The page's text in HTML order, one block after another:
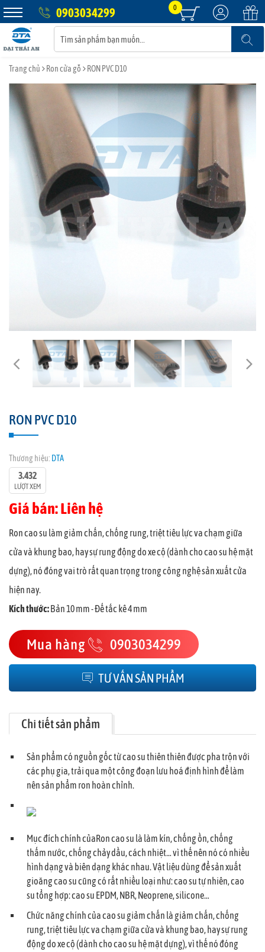
0903034299 0
Trang chủ Ron cửa gỗ RON PVC D10
RON PVC D10
Thương hiệu: DTA
3.432
LƯỢT XEM
Giá bán: Liên hệ
Ron cao su làm giảm chấn, chống rung, triệt tiêu lực va chạm giữa
cửa và khung bao, hay sự rung động do xe cộ (dành cho cao su hệ mặt
dựng), nó đóng vai trò rất quan trọng trong công nghệ sản xuất cửa
hiện nay.
Kích thước:Bản 10 mm - Đế tắc kê 4 mm
Mua hàng 0903034299
TƯ VẤN SẢN PHẨM
Chi tiết sản phẩm
Sản phẩm có nguồn gốc từ cao su thiên thiên được pha trộn với
các phụ gia, trải qua một công đoạn lưu hoá định hình để làm
nên sản phẩm ron hoàn chỉnh.
Mục đích chính củaRon cao su là làm kín, chống ồn, chống
thấm nước, chống chảy dầu, cách nhiệt… vì thế nên nó có nhiều
hình dạng và biên dạng khác nhau. Vật liệu dùng để sản xuất
gioăng cao su cũng có rất nhiều loại như: cao su tự nhiên, cao
su tổng hợp: cao su EPDM, NBR, Neoprene, silicone…
Chức năng chính của cao su giảm chấn là giảm chấn, chống
rung, triệt tiêu lực va chạm giữa cửa và khung bao, hay sự rung
động do xe cộ (dành cho cao su hệ mặt dựng), vì thế nó đóng